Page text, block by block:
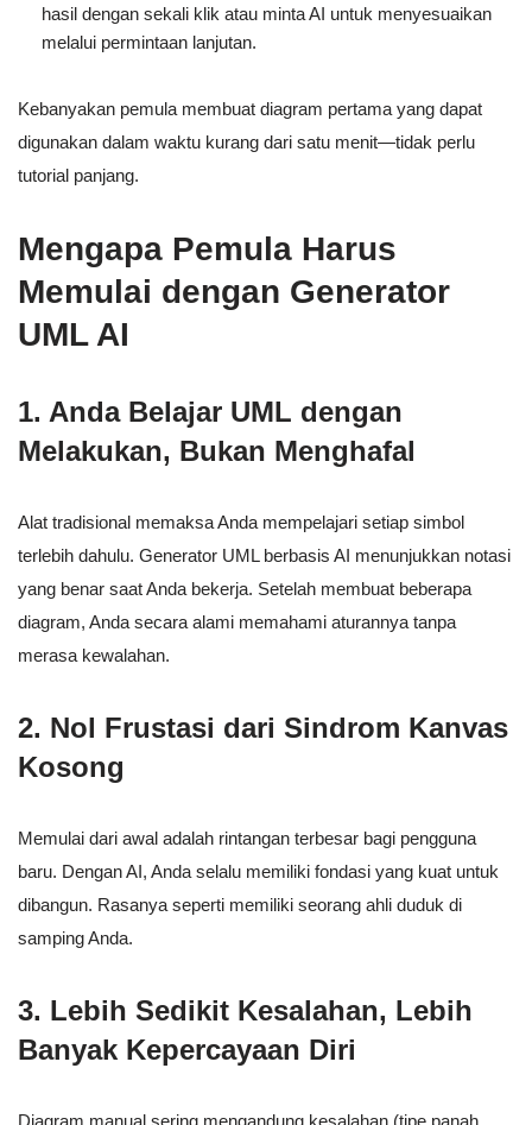
hasil dengan sekali klik atau minta AI untuk menyesuaikan
melalui permintaan lanjutan.
Kebanyakan pemula membuat diagram pertama yang dapat
digunakan dalam waktu kurang dari satu menit—tidak perlu
tutorial panjang.
Mengapa Pemula Harus
Memulai dengan Generator
UML AI
1. Anda Belajar UML dengan
Melakukan, Bukan Menghafal
Alat tradisional memaksa Anda mempelajari setiap simbol
terlebih dahulu. Generator UML berbasis AI menunjukkan notasi
yang benar saat Anda bekerja. Setelah membuat beberapa
diagram, Anda secara alami memahami aturannya tanpa
merasa kewalahan.
2. Nol Frustasi dari Sindrom Kanvas
Kosong
Memulai dari awal adalah rintangan terbesar bagi pengguna
baru. Dengan AI, Anda selalu memiliki fondasi yang kuat untuk
dibangun. Rasanya seperti memiliki seorang ahli duduk di
samping Anda.
3. Lebih Sedikit Kesalahan, Lebih
Banyak Kepercayaan Diri